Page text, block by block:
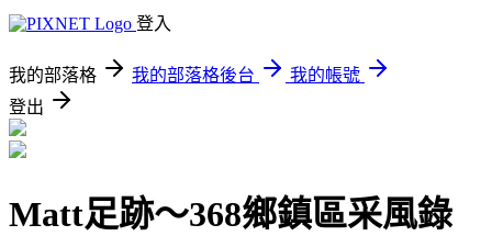
登入
我的部落格 我的部落格後台
我的帳號
登出
Matt足跡～368鄉鎮區采風錄